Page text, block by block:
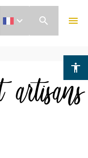
accessibility
search menu
artisans